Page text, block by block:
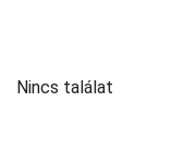
Nincs találat